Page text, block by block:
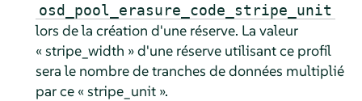
osd_pool_erasure_code_stripe_unit
lors de la création d'une réserve. La valeur
« stripe_width » d'une réserve utilisant ce profil
sera le nombre de tranches de données multiplié
par ce « stripe_unit ».